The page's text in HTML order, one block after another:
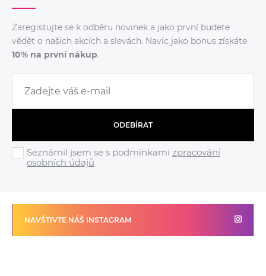
Zaregistujte se k odběru novinek a jako první budete
vědět o našich akcích a slevách. Navíc jako bonus získáte
10% na první nákup.
ODEBÍRAT
Seznámil jsem se s podmínkami zpracování
osobních údajů
NAVŠTIVTE NÁŠ INSTAGRAM